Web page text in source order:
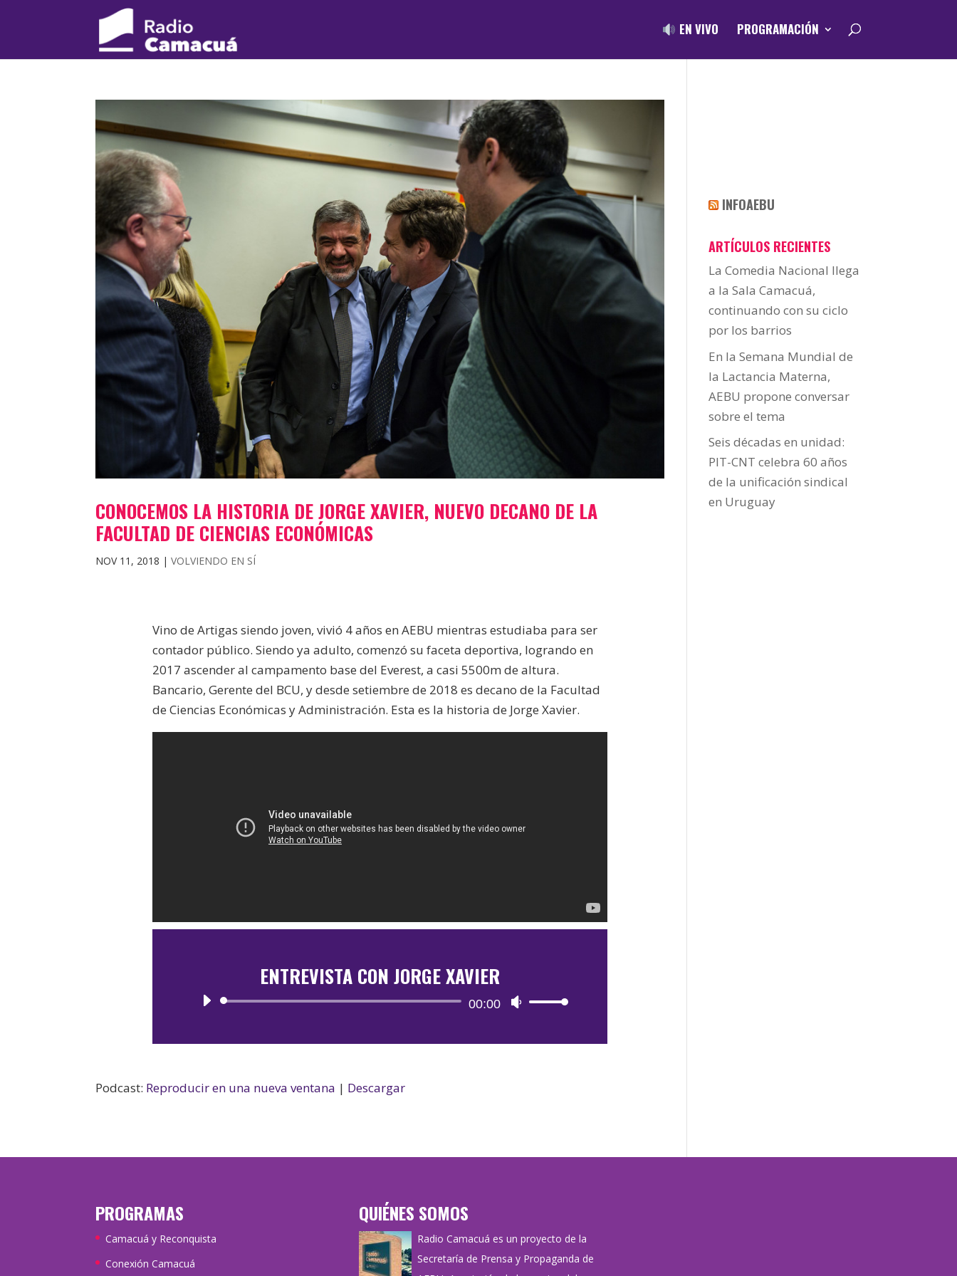
EN VIVO PROGRAMACIÓN
CONOCEMOS LA HISTORIA DE JORGE XAVIER, NUEVO DECANO DE LA
FACULTAD DE CIENCIAS ECONÓMICAS
NOV 11, 2018 |VOLVIENDO EN SÍ
Vino de Artigas siendo joven, vivió 4 años en AEBU mientras estudiaba para ser
contador público. Siendo ya adulto, comenzó su faceta deportiva, logrando en
2017 ascender al campamento base del Everest, a casi 5500m de altura.
Bancario, Gerente del BCU, y desde setiembre de 2018 es decano de la Facultad
de Ciencias Económicas y Administración. Esta es la historia de Jorge Xavier.
ENTREVISTA CON JORGE XAVIER
Reproductor
audio
00:00
Utiliza
teclas
Podcast: Reproducir en una nueva ventana | Descargar
INFOAEBU
ARTÍCULOS RECIENTES
La Comedia Nacional llega
a la Sala Camacuá,
continuando con su ciclo
por los barrios
En la Semana Mundial de
la Lactancia Materna,
AEBU propone conversar
sobre el tema
Seis décadas en unidad:
PIT-CNT celebra 60 años
de la unificación sindical
en Uruguay
PROGRAMAS
Camacuá y Reconquista
Conexión Camacuá
QUIÉNES SOMOS
Radio Camacuá es un proyecto de la
Secretaría de Prensa y Propaganda de